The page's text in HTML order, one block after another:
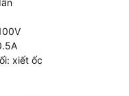
xiết ốc